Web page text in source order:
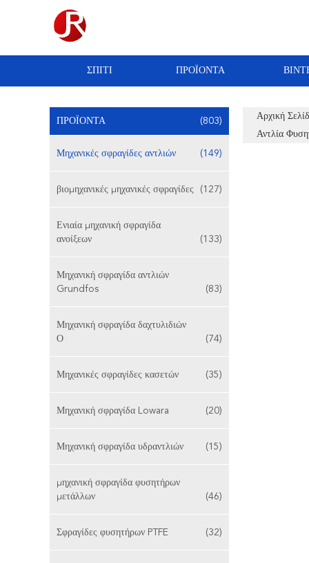
ΣΠΊΤΙ ΠΡΟΪΌΝΤΑ
ΠΡΟΪΌΝΤΑ (803)
Μηχανικές σφραγίδες αντλιών (149)
βιομηχανικές μηχανικές σφραγίδες (127)
Ενιαία μηχανική σφραγίδα
ανοίξεων
(133)
Μηχανική σφραγίδα αντλιών
Grundfos
(83)
Μηχανική σφραγίδα δαχτυλιδιών
Ο
(74)
Μηχανικές σφραγίδες κασετών (35)
Μηχανική σφραγίδα Lowara (20)
Μηχανική σφραγίδα υδραντλιών (15)
μηχανική σφραγίδα φυσητήρων
μετάλλων
(46)
Σφραγίδες φυσητήρων PTFE (32)
Αρχική
Αντλία